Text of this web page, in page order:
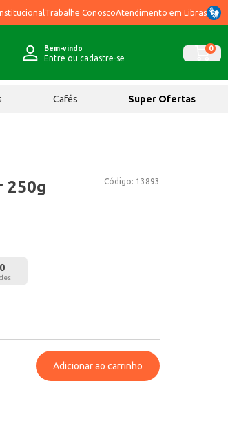
Trabalhe ConoscoAtendimento em Libras
Bem-vindo
Entre ou cadastre-se
0
Cafés Super Ofertas
Código: 13893
250g
Adicionar ao carrinho